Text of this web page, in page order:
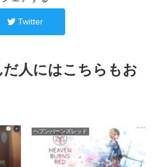
Twitter
人にはこちらもお
ヘブンバーンズレッド